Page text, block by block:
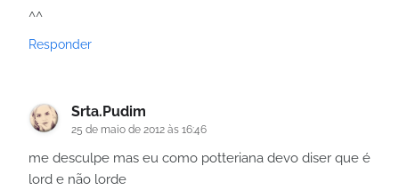
^^
Responder
Srta.Pudim
25 de maio de 2012 às 16:46
me desculpe mas eu como potteriana devo diser que é
lord e não lorde